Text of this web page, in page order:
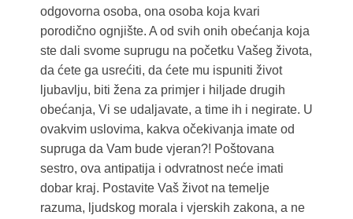
odgovorna osoba, ona osoba koja kvari
porodično ognjište. A od svih onih obećanja koja
ste dali svome suprugu na početku Vašeg života,
da ćete ga usrećiti, da ćete mu ispuniti život
ljubavlju, biti žena za primjer i hiljade drugih
obećanja, Vi se udaljavate, a time ih i negirate. U
ovakvim uslovima, kakva očekivanja imate od
supruga da Vam bude vjeran?! Poštovana
sestro, ova antipatija i odvratnost neće imati
dobar kraj. Postavite Vaš život na temelje
razuma, ljudskog morala i vjerskih zakona, a ne